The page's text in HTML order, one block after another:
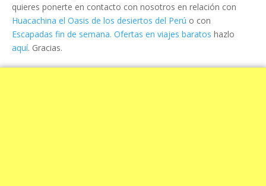
quieres ponerte en contacto con nosotros en relación con
Huacachina el Oasis de los desiertos del Perú o con
Escapadas fin de semana. Ofertas en viajes baratos hazlo
aquí. Gracias.